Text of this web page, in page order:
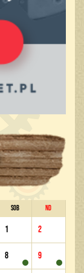
SOB ND
1 2
8 9